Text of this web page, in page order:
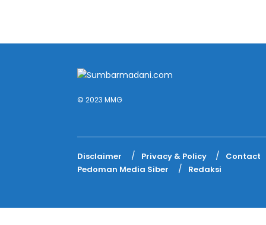
© 2023 MMG
Disclaimer Privacy & Policy
Contact
Pedoman Media Siber
Redaksi